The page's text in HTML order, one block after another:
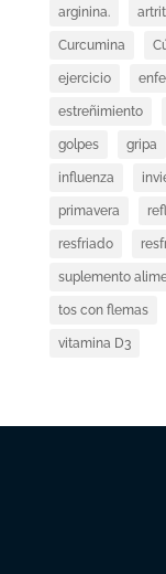
arginina.
Curcumina
ejercicio
estreñimiento
golpes gripa
influenza
primavera
resfriado
suplemento
tos con flemas
vitamina D3